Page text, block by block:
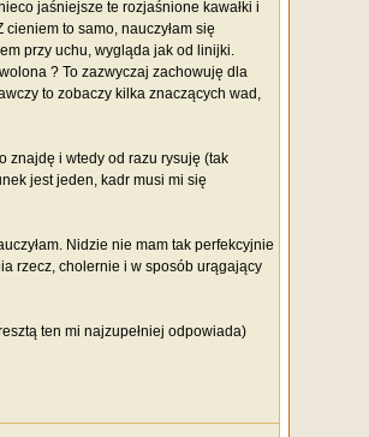
jaśniejsze te rozjaśnione kawałki i
to samo, nauczyłam się
przy uchu, wygląda jak od linijki.
? To zazwyczaj zachowuję dla
to zobaczy kilka znaczących wad,
znajdę i wtedy od razu rysuję (tak
jest jeden, kadr musi mi się
Nidzie nie mam tak perfekcyjnie
rzecz, cholernie i w sposób urągający
ten mi najzupełniej odpowiada)